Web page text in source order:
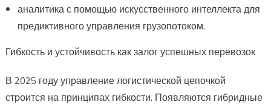
аналитика с помощью искусственного интеллекта для
предиктивного управления грузопотоком.
Гибкость и устойчивость как залог успешных перевозок
В 2025 году управление логистической цепочкой
строится на принципах гибкости. Появляются гибридные